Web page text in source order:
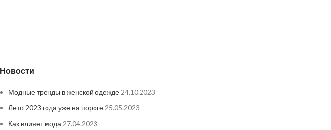
Новости
Модные тренды в женской одежде 24.10.2023
Лето 2023 года уже на пороге 25.05.2023
Как влияет мода 27.04.2023